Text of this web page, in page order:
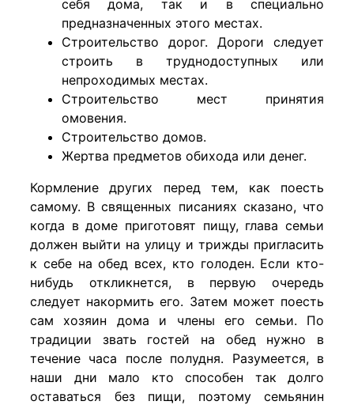
себя дома, так и в специально
предназначенных этого местах.
Строительство дорог. Дороги следует
строить в труднодоступных или
непроходимых местах.
Строительство мест принятия
омовения.
Строительство домов.
Жертва предметов обихода или денег.
Кормление других перед тем, как поесть
самому. В священных писаниях сказано, что
когда в доме приготовят пищу, глава семьи
должен выйти на улицу и трижды пригласить
к себе на обед всех, кто голоден. Если кто-
нибудь откликнется, в первую очередь
следует накормить его. Затем может поесть
сам хозяин дома и члены его семьи. По
традиции звать гостей на обед нужно в
течение часа после полудня. Разумеется, в
наши дни мало кто способен так долго
оставаться без пищи, поэтому семьянин